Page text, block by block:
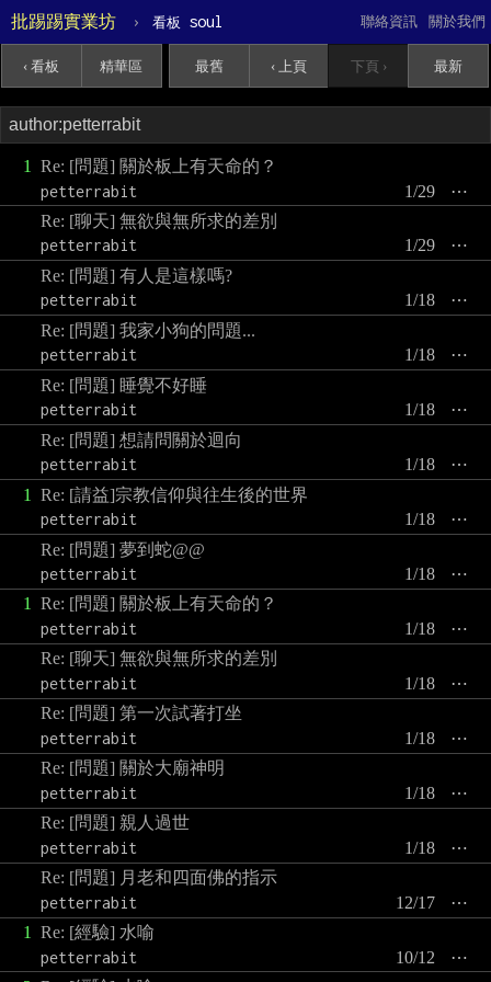
批踢踢實業坊 › 看板 soul 關於我們
聯絡資訊
‹ 看板 精華區 最舊 ‹ 上頁 下頁 › 最新
1
Re: [問題] 關於板上有天命的？
petterrabit
⋯
1/29
Re: [聊天] 無欲與無所求的差別
petterrabit
⋯
1/29
Re: [問題] 有人是這樣嗎?
petterrabit
⋯
1/18
Re: [問題] 我家小狗的問題...
petterrabit
⋯
1/18
Re: [問題] 睡覺不好睡
petterrabit
⋯
1/18
Re: [問題] 想請問關於迴向
petterrabit
⋯
1/18
1
Re: [請益]宗教信仰與往生後的世界
petterrabit
⋯
1/18
Re: [問題] 夢到蛇@@
petterrabit
⋯
1/18
1 Re: [問題] 關於板上有天命的？
petterrabit
⋯
1/18
Re: [聊天] 無欲與無所求的差別
petterrabit
⋯
1/18
Re: [問題] 第一次試著打坐
petterrabit
⋯
1/18
Re: [問題] 關於大廟神明
petterrabit
⋯
1/18
Re: [問題] 親人過世
petterrabit
⋯
1/18
Re: [問題] 月老和四面佛的指示
petterrabit
⋯
12/17
1
Re: [經驗] 水喻
petterrabit
⋯
10/12